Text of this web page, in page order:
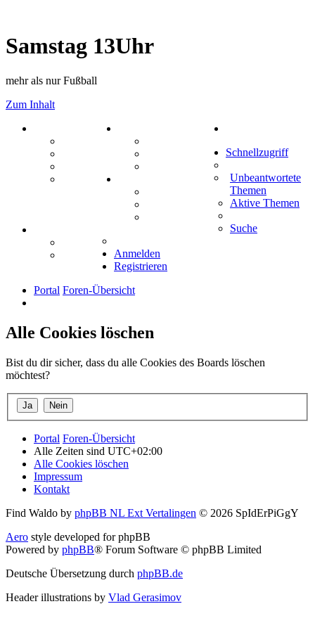
Samstag 13Uhr
mehr als nur Fußball
Zum Inhalt
Mastodon
Treffenübersicht
Zitatesammlung
Schiffe versenken
Tipprunde
Comunio
Schnellzugriff
Unbeantwortete
Themen
Aktive Themen
Suche
Anmelden
Registrieren
Portal Foren-Übersicht
Alle Cookies löschen
Bist du dir sicher, dass du alle Cookies des Boards löschen
möchtest?
Portal Foren-Übersicht
Alle Zeiten sind UTC+02:00
Alle Cookies löschen
Impressum
Kontakt
Find Waldo by phpBB NL Ext Vertalingen © 2026 SpIdErPiGgY
Aero style developed for phpBB
Powered by phpBB® Forum Software © phpBB Limited
Deutsche Übersetzung durch phpBB.de
Header illustrations by Vlad Gerasimov